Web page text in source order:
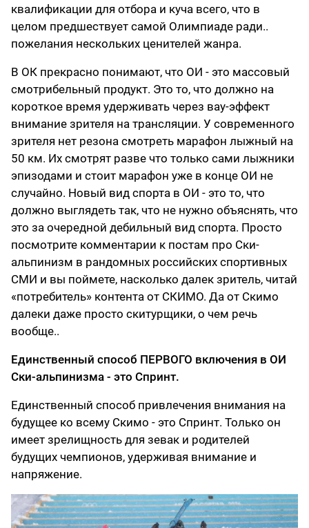
квалификации для отбора и куча всего, что в
целом предшествует самой Олимпиаде ради..
пожелания нескольких ценителей жанра.
В ОК прекрасно понимают, что ОИ - это массовый
смотрибельный продукт. Это то, что должно на
короткое время удерживать через вау-эффект
внимание зрителя на трансляции. У современного
зрителя нет резона смотреть марафон лыжный на
50 км. Их смотрят разве что только сами лыжники
эпизодами и стоит марафон уже в конце ОИ не
случайно. Новый вид спорта в ОИ - это то, что
должно выглядеть так, что не нужно объяснять, что
это за очередной дебильный вид спорта. Просто
посмотрите комментарии к постам про Ски-
альпинизм в рандомных российских спортивных
СМИ и вы поймете, насколько далек зритель, читай
«потребитель» контента от СКИМО. Да от Скимо
далеки даже просто скитурщики, о чем речь
вообще..
Единственный способ ПЕРВОГО включения в ОИ
Ски-альпинизма - это Спринт.
Единственный способ привлечения внимания на
будущее ко всему Скимо - это Спринт. Только он
имеет зрелищность для зевак и родителей
будущих чемпионов, удерживая внимание и
напряжение.